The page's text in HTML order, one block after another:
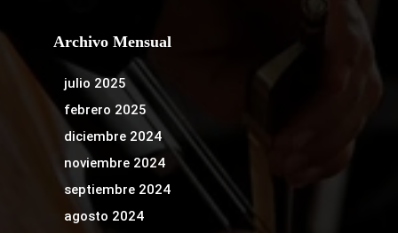
Archivo Mensual
julio 2025
febrero 2025
diciembre 2024
noviembre 2024
septiembre 2024
agosto 2024